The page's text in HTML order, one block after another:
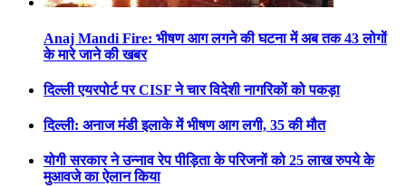
Anaj Mandi Fire: भीषण आग लगने की घटना में अब तक 43 लोगों
के मारे जाने की खबर
दिल्ली एयरपोर्ट पर CISF ने चार विदेशी नागरिकों को पकड़ा
दिल्ली: अनाज मंडी इलाके में भीषण आग लगी, 35 की मौत
योगी सरकार ने उन्नाव रेप पीड़िता के परिजनों को 25 लाख रुपये के
मुआवजे का ऐलान किया